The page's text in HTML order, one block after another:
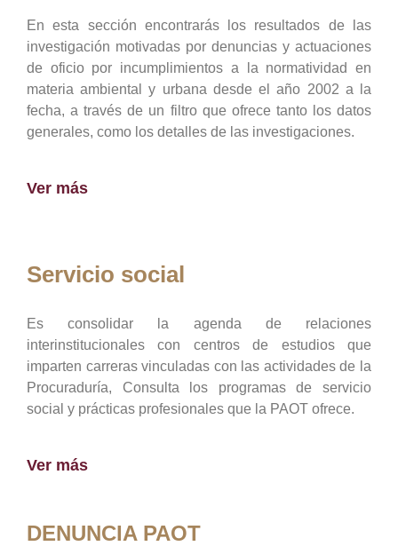
En esta sección encontrarás los resultados de las
investigación motivadas por denuncias y actuaciones
de oficio por incumplimientos a la normatividad en
materia ambiental y urbana desde el año 2002 a la
fecha, a través de un filtro que ofrece tanto los datos
generales, como los detalles de las investigaciones.
Ver más
Servicio social
Es consolidar la agenda de relaciones
interinstitucionales con centros de estudios que
imparten carreras vinculadas con las actividades de la
Procuraduría, Consulta los programas de servicio
social y prácticas profesionales que la PAOT ofrece.
Ver más
DENUNCIA PAOT